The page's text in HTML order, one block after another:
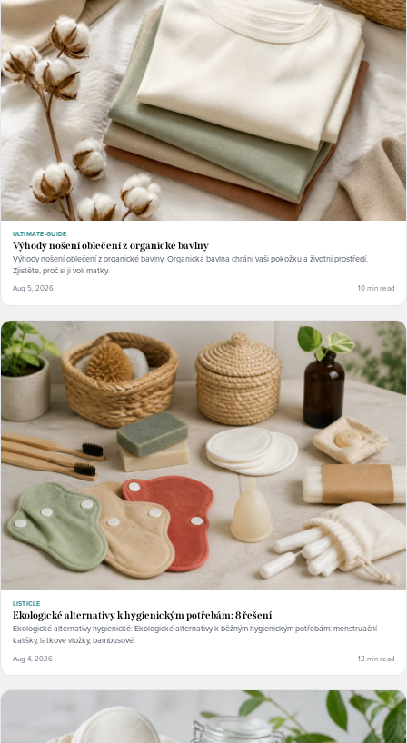
ULTIMATE-GUIDE
Výhody nošení oblečení z organické bavlny
Výhody nošení oblečení z organické bavlny: Organická bavlna chrání vaši pokožku a životní prostředí.
Zjistěte, proč si ji volí matky.
Aug 5, 2026 10 min read
LISTICLE
Ekologické alternativy k hygienickým potřebám: 8 řešení
Ekologické alternativy hygienické: Ekologické alternativy k běžným hygienickým potřebám: menstruační
kalíšky, látkové vložky, bambusové.
Aug 4, 2026 12 min read